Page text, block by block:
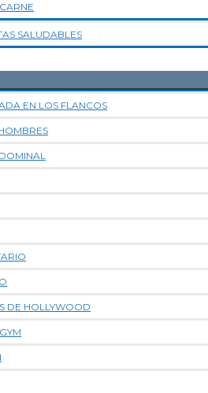
SALUDABLES
EN LOS FLANCOS
DE HOLLYWOOD